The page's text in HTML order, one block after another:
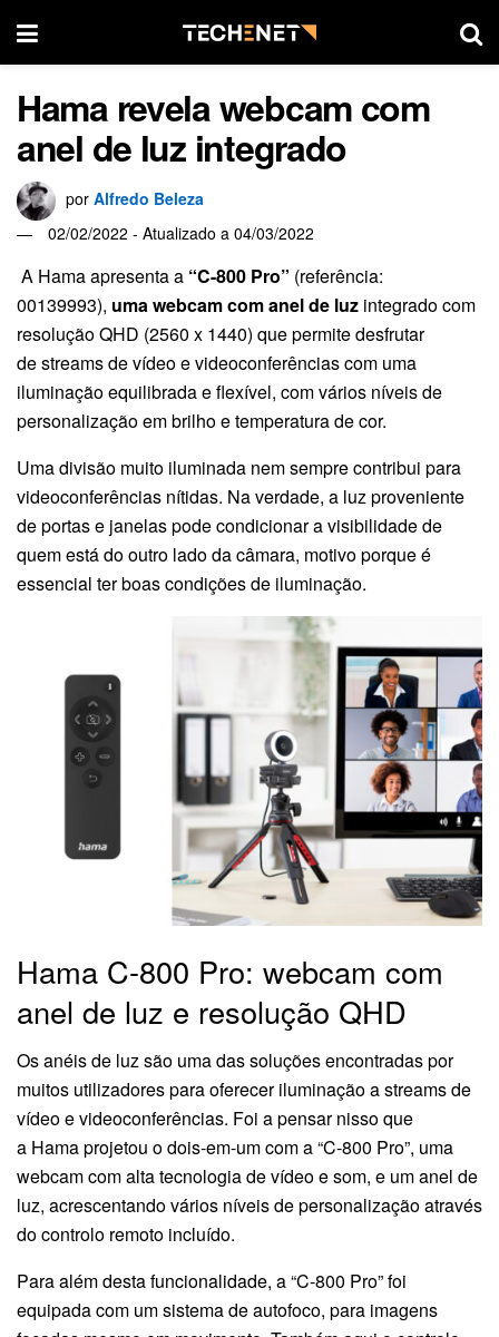
Hama revela webcam com
anel de luz integrado
por Alfredo Beleza
02/02/2022 - Atualizado a 04/03/2022
A Hama apresenta a “C-800 Pro” (referência:
00139993), uma webcam com anel de luz integrado com
resolução QHD (2560 x 1440) que permite desfrutar
de streams de vídeo e videoconferências com uma
iluminação equilibrada e flexível, com vários níveis de
personalização em brilho e temperatura de cor.
Uma divisão muito iluminada nem sempre contribui para
videoconferências nítidas. Na verdade, a luz proveniente
de portas e janelas pode condicionar a visibilidade de
quem está do outro lado da câmara, motivo porque é
essencial ter boas condições de iluminação.
Hama C-800 Pro: webcam com
anel de luz e resolução QHD
Os anéis de luz são uma das soluções encontradas por
muitos utilizadores para oferecer iluminação a streams de
vídeo e videoconferências. Foi a pensar nisso que
a Hama projetou o dois-em-um com a “C-800 Pro”, uma
webcam com alta tecnologia de vídeo e som, e um anel de
luz, acrescentando vários níveis de personalização através
do controlo remoto incluído.
Para além desta funcionalidade, a “C-800 Pro” foi
equipada com um sistema de autofoco, para imagens